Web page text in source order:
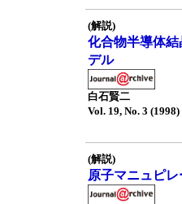
(解説)
化合物半導体
デル
白石賢二
Vol. 19, No. 3 (1998)
(解説)
原子マニュピ